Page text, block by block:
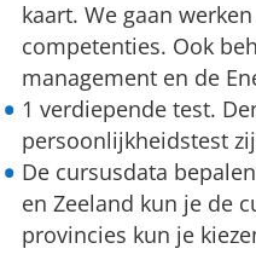
kaart. We gaan
competenties. Ook
management en de
1 verdiepende test.
persoonlijkheidstest
De cursusdata
en Zeeland kun je de
provincies kun je